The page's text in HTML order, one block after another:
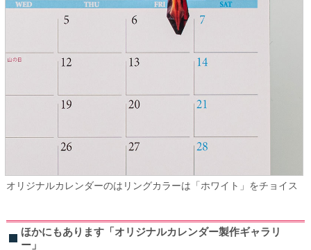
オリジナルカレンダーのはリングカラーは「ホワイト」をチョイス
ほかにもあります「オリジナルカレンダー製作ギャラリ
ー」